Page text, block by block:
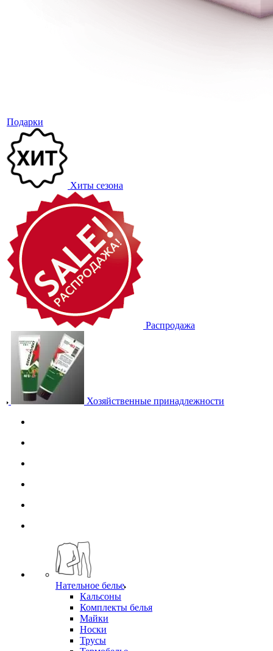
Подарки
Хиты сезона
Распродажа
Хозяйственные принадлежности
Нательное белье
Кальсоны
Комплекты белья
Майки
Носки
Трусы